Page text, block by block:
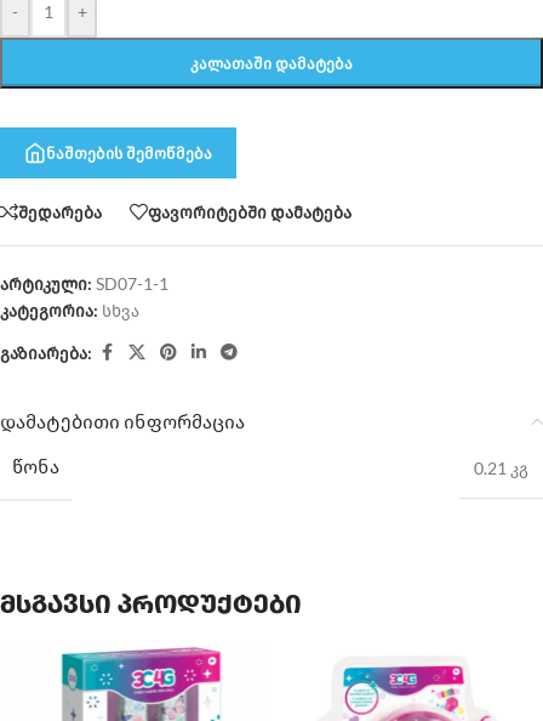
- +
ᲙᲐᲚᲐᲗᲐᲨᲘ ᲓᲐᲛᲐᲢᲔᲑᲐ
ნაშთების შემოწმება
შედარება ფავორიტებში დამატება
არტიკული: SD07-1-1
კატეგორია: სხვა
გაზიარება:
დამატებითი ინფორმაცია
ᲬᲝᲜᲐ
0.21 კგ
მსგავსი პროდუქტები